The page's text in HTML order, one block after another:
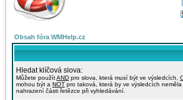
Obsah fóra WMHelp.cz
Hledat klíčová slova:
Můžete použítAND pro slova, která musí být ve výsledcích,
mohou být a NOT pro taková, která by ve výsledcích
nahrazení části řetězce při vyhledávání.